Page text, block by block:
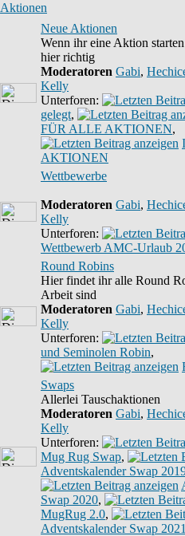
Aktionen
Neue Aktionen
Wenn ihr eine Aktion
hier richtig
Moderatoren Gabi,
Kelly
Unterforen:
gelegt,
FÜR ALLE AKTIONEN,
AKTIONEN
Wettbewerbe
Moderatoren Gabi,
Kelly
Unterforen:
Wettbewerb AMC-Urlaub
Round Robins
Hier findet ihr alle Round
Arbeit sind
Moderatoren Gabi,
Kelly
Unterforen:
und Seminolen Robin,
Swaps
Allerlei Tauschaktionen
Moderatoren Gabi,
Kelly
Unterforen:
Mug Rug Swap,
Adventskalender Swap
Swap 2020,
MugRug 2.0,
Adventskalender Swap